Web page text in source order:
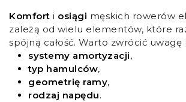
Komfort i osiągi męskich rowerów
zależą od wielu elementów, które
spójną całość. Warto zwrócić uwagę
systemy amortyzacji,
typ hamulców,
geometrię ramy,
rodzaj napędu.